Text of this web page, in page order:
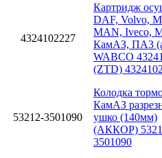
4324102227
Картридж
DAF, Volvo,
MAN, Iveco,
КамАЗ, ПА3
WABCO
(ZTD)
53212-3501090
Колодка
КамАЗ
ушко (140мм)
(АККОР)
3501090